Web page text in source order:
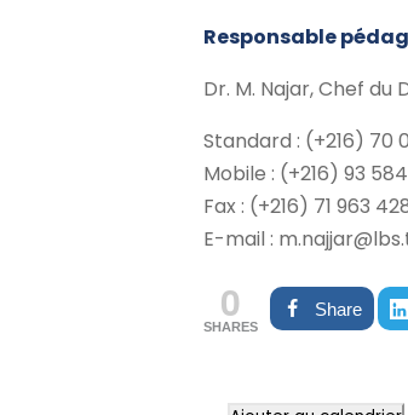
Responsable
Dr. M. Najar, Chef du
Standard : (+216) 70
Mobile : (+216) 93 584
Fax : (+216) 71 963
E-mail :
0
SHARES
Share